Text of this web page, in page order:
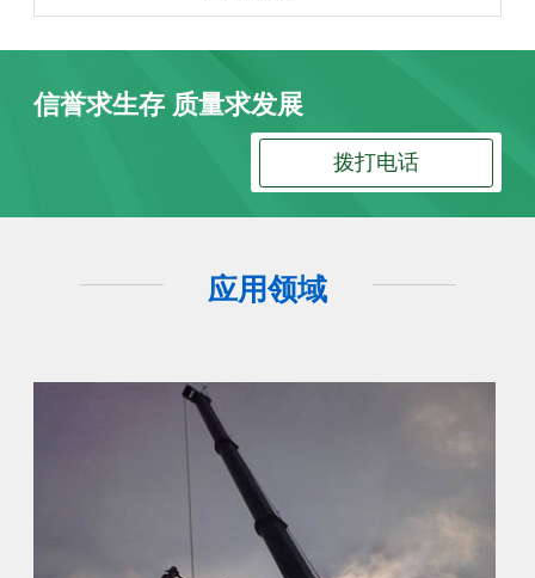
信誉求生存 质量求发展
拨打电话
应用领域
避雷工程